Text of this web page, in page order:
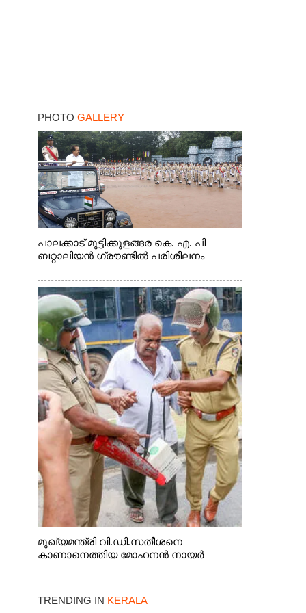
PHOTO GALLERY
പാലക്കാട് മുട്ടിക്കുളങ്ങര കെ. എ. പി
ബറ്റാലിയൻ ഗ്രൗണ്ടിൽ പരിശീലനം
മുഖ്യമന്ത്രി വി.ഡി.സതീശനെ
കാണാനെത്തിയ മോഹനൻ നായർ
TRENDING IN KERALA